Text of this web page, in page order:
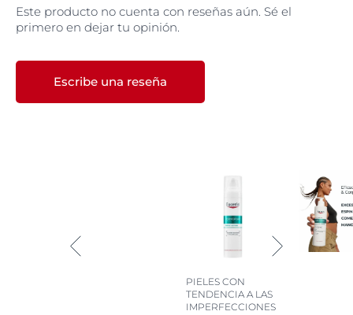
Este producto no cuenta con reseñas aún. Sé el
primero en dejar tu opinión.
Escribe una reseña
PIELES CON
TENDENCIA A LAS
IMPERFECCIONES